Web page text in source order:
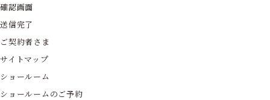
確認画面
送信完了
ご契約者さま
サイトマップ
ショールーム
ショールームのご予約